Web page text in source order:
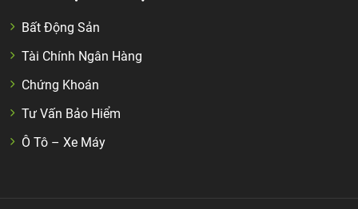
Bất Động Sản
Tài Chính Ngân Hàng
Chứng Khoán
Tư Vấn Bảo Hiểm
Ô Tô – Xe Máy